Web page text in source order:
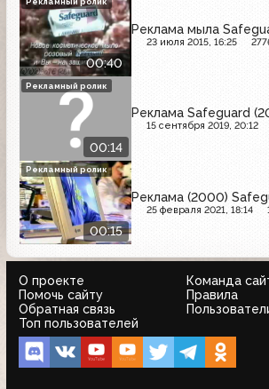
00:40
Реклама мыла
23 июля 2015, 16:25
00:14
Реклама Safeguard
15 сентября 2019, 20:12
Рекламный ролик
00:15
Реклама (2000)
25 февраля 2021, 18:14
Рекламный ролик
О проекте
Команда
Помочь сайту
Правила
Обратная связь
Топ пользователей